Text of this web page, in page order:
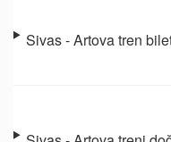
Sivas - Artova tren